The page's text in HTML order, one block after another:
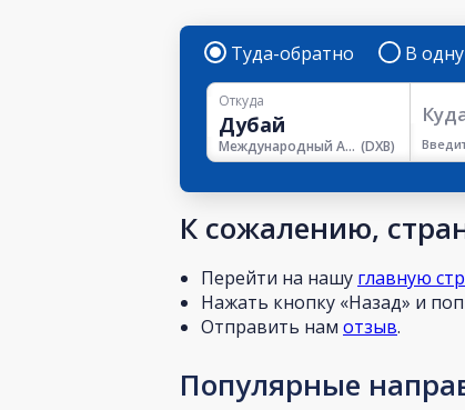
Туда-обратно В
Откуда
Международный Аэропорт Дубая (DXB)
К сожалению,
Перейти на нашу главную
Нажать кнопку «Назад» и
Отправить нам отзыв.
Популярные